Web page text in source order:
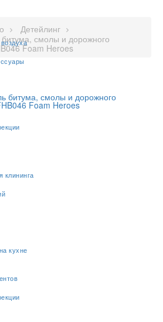
клининга
кухне
Детейлинг
битума, смолы и дорожного
Foam Heroes